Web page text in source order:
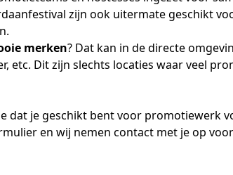
zijn ook uitermate geschikt
merken? Dat kan in de directe
etc. Dit zijn slechts locaties waar veel
dat je geschikt bent voor promotiewerk
en wij nemen contact met je op